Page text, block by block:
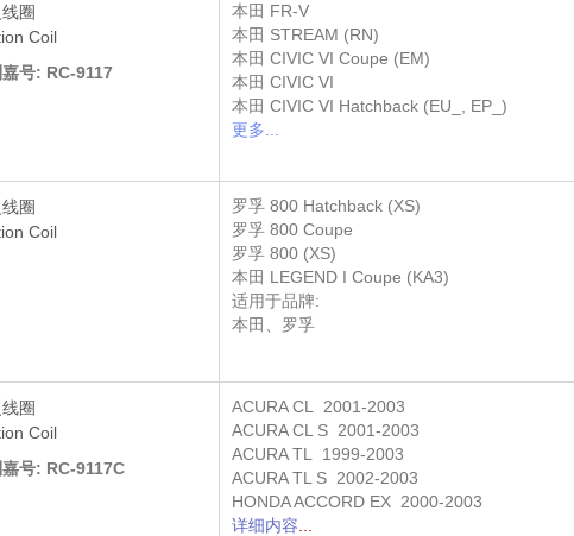
圈
Coil
号: RC-9117
本田 FR-V
本田 STREAM (RN)
本田 CIVIC VI Coupe (EM)
本田 CIVIC VI
本田 CIVIC VI Hatchback (EU_, EP_)
更多...
圈
Coil
罗孚 800 Hatchback (XS)
罗孚 800 Coupe
罗孚 800 (XS)
本田 LEGEND I Coupe (KA3)
适用于品牌:
本田、罗孚
圈
Coil
号: RC-9117C
ACURA CL 2001-2003
ACURA CL S 2001-2003
ACURA TL 1999-2003
ACURA TL S 2002-2003
HONDA ACCORD EX 2000-2003
详细内容